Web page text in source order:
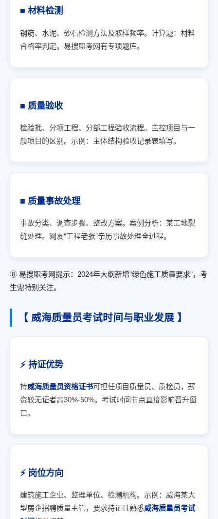
■ 材料检测
钢筋、水泥、砂石检测方法及取样频率。计算题：材料
合格率判定。易搜职考网有专项题库。
■ 质量验收
检验批、分项工程、分部工程验收流程。主控项目与一
般项目的区别。示例：主体结构验收记录表填写。
■ 质量事故处理
事故分类、调查步骤、整改方案。案例分析：某工地裂
缝处理。网友“工程老张”亲历事故处理全过程。
⑧ 易搜职考网提示：2024年大纲新增“绿色施工质量要求”，考
生需特别关注。
【 威海质量员考试时间与职业发展 】
⚡ 持证优势
持威海质量员资格证书可担任项目质量员、质检员，薪
资较无证者高30%-50%。考试时间节点直接影响晋升窗
口。
⚡ 岗位方向
建筑施工企业、监理单位、检测机构。示例：威海某大
型房企招聘质量主管，要求持证且熟悉威海质量员考试